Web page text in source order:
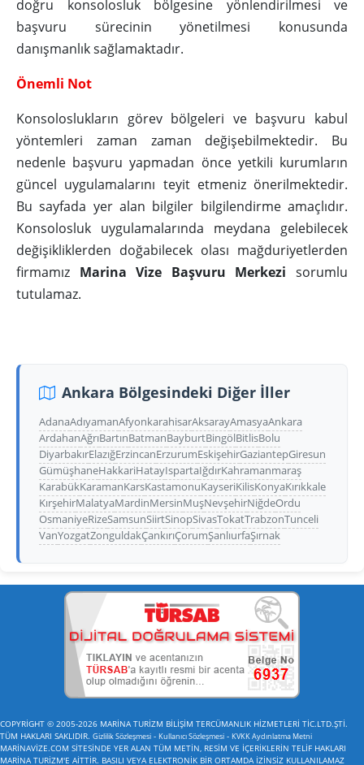
doğru konsolosluk bölgesine yönlendirilmesi ve
başvuru sürecinin yönetilmesi konusunda
danışmanlık sağlamaktadır.
Önemli Not
Konsoloslukların görev bölgeleri ve başvuru kabul
yöntemleri zaman zaman değişebilmektedir. Bu
nedenle başvuru yapmadan önce yetkili kurumların
güncel uygulamalarını teyit etmeniz önerilmektedir.
Bu sayfada yer alan bilgiler bilgilendirme amaçlıdır.
Konsolosluk uygulamalarında meydana gelebilecek
değişikliklerden doğabilecek olası mağduriyetlerden
firmamız Marina Vize Başvuru Merkezi sorumlu
tutulamaz.
Ankara Bölgesindeki Diğer İller
AdanaAdıyamanAfyonkarahisarAksarayAmasyaAnkara
ArdahanAğrıBartınBatmanBayburtBingölBitlisBolu
DiyarbakırElazığErzincanErzurumEskişehirGaziantepGiresun
GümüşhaneHakkariHatayIspartaIğdırKahramanmaraş
KarabükKaramanKarsKastamonuKayseriKilisKonyaKırıkkale
KırşehirMalatyaMardinMersinMuşNevşehirNiğdeOrdu
OsmaniyeRizeSamsunSiirtSinopSivasTokatTrabzonTunceli
VanYozgatZonguldakÇankırıÇorumŞanlıurfaŞırnak
COPYRİGHT © 2005-2026 MARİNA TURİZM BİLİŞİM TERCÜMANLIK HİZMETLERİ TİC.LTD.ŞTİ.
TÜM HAKLARI SAKLIDIR. Gizlilik Sözleşmesi - Kullanıcı Sözleşmesi - KVKK Aydınlatma Metni
MARİNAVİZE.COM SİTESİNDE YER ALAN TÜM METİN, RESİM VE İÇERİKLERİN TELİF HAKLARI
MARİNA TURİZM'E AİTTİR. BASILI VEYA ELEKTRONİK BİR ORTAMDA İZİNSİZ KULLANILAMAZ